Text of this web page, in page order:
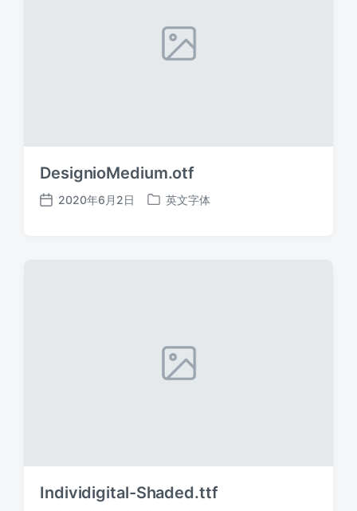
DesignioMedium.otf
发
2020年6月2日
发
英文字体
Individigital-Shaded.ttf